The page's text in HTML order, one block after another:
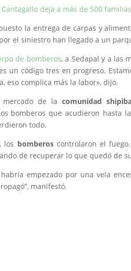
deja a más de 500
la entrega de carpas y
el siniestro han llegado a un
de bomberos, a Sedapal y a las
un código tres en progreso.
eso complica más la labor», dijo.
mercado de lacomunidad
bomberos que acudieron hasta
todo.
los bomberoscontrolaron el fuego.
de recuperar lo que quedó de
empezado por una vela
manifestó.